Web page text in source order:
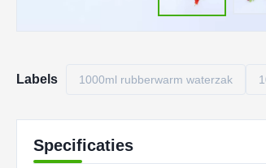
Labels 1000ml rubberwarm waterzak
Specificaties